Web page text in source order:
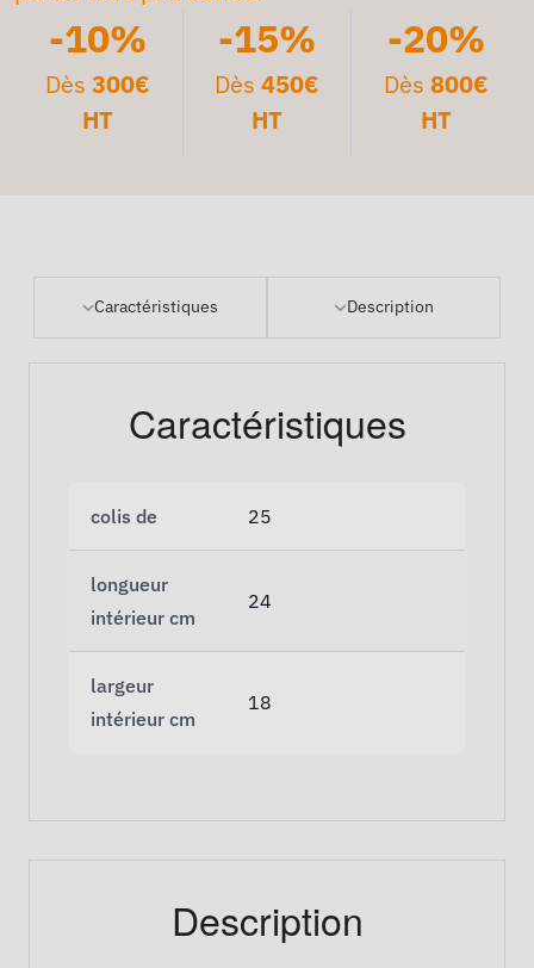
-10%
Dès300€
HT
-15%
Dès 450€
HT
-20%
Dès 800€
HT
Caractéristiques Description
Caractéristiques
colis de 25
longueur
intérieur cm
24
largeur
intérieur cm
18
Description